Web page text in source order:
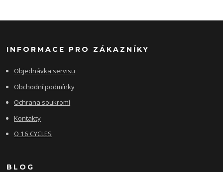
INFORMACE PRO ZÁKAZNÍKY
Objednávka servisu
Obchodní podmínky
Ochrana soukromí
Kontakty
O 16 CYCLES
BLOG